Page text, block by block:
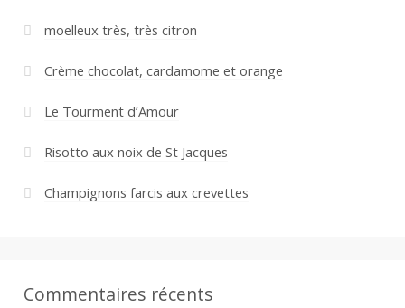
moelleux très, très citron
Crème chocolat, cardamome et orange
Le Tourment d’Amour
Risotto aux noix de St Jacques
Champignons farcis aux crevettes
Commentaires récents